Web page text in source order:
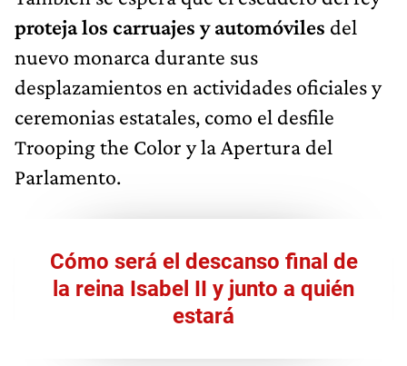
proteja los carruajes y automóviles del
nuevo monarca durante sus
desplazamientos en actividades oficiales y
ceremonias estatales, como el desfile
Trooping the Color y la Apertura del
Parlamento.
Cómo será el descanso final de
la reina Isabel II y junto a quién
estará